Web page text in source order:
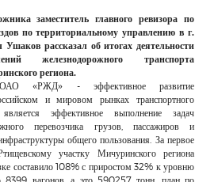
заместитель главного ревизора по
по территориальному управлению в г.
рассказал об итогах деятельности
железнодорожного транспорта
региона.
«РЖД» - эффективное развитие
и мировом рынках транспортного
эффективное выполнение задач
перевозчика грузов, пассажиров и
общего пользования. За первое
участку Мичуринского региона
составило 108% с приростом 32% к уровню